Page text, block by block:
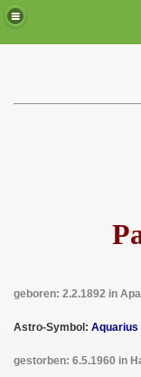
geboren: 2.2.1892 in
Astro-Symbol: Aquarius
gestorben: 6.5.1960 in